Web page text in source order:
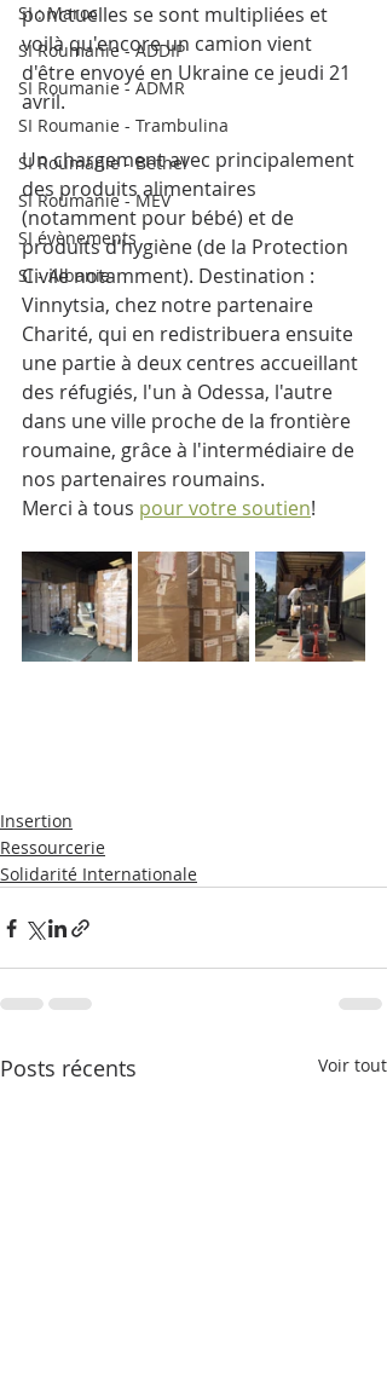
SI : Maroc
SI Roumanie - ADDIP
SI Roumanie - ADMR
SI Roumanie - Trambulina
SI Roumanie - Bethel
SI Roumanie - MEV
SI évènements
SI - Albanie
ponctuelles se sont multipliées et
voilà qu'encore un camion vient
d'être envoyé en Ukraine ce jeudi 21
avril.
Un chargement avec principalement
des produits alimentaires
(notamment pour bébé) et de
produits d’hygiène (de la Protection
Civile notamment). Destination :
Vinnytsia, chez notre partenaire
Charité, qui en redistribuera ensuite
une partie à deux centres accueillant
des réfugiés, l'un à Odessa, l'autre
dans une ville proche de la frontière
roumaine, grâce à l'intermédiaire de
nos partenaires roumains.
Merci à tous pour votre soutien!
Insertion
Ressourcerie
Solidarité Internationale
Posts récents Voir tout